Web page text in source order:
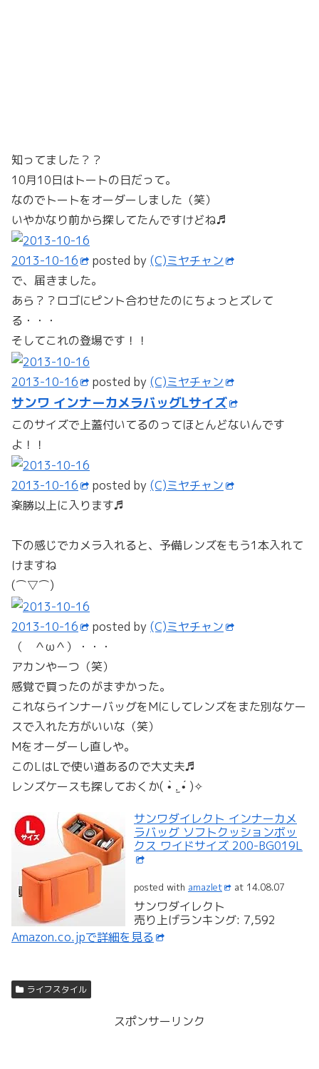
知ってました？？
10月10日はトートの日だって。
なのでトートをオーダーしました（笑）
いやかなり前から探してたんですけどね♬
2013-10-16 posted by (C)ミヤチャン
で、届きました。
あら？？ロゴにピント合わせたのにちょっとズレて
る・・・
そしてこれの登場です！！
2013-10-16 posted by (C)ミヤチャン
サンワ インナーカメラバッグLサイズ
このサイズで上蓋付いてるのってほとんどないんです
よ！！
2013-10-16 posted by (C)ミヤチャン
楽勝以上に入ります♬
下の感じでカメラ入れると、予備レンズをもう1本入れて
けますね
(⌒▽⌒)
2013-10-16 posted by (C)ミヤチャン
（ ＾ω＾）・・・
アカンやーつ（笑）
感覚で買ったのがまずかった。
これならインナーバッグをMにしてレンズをまた別なケー
スで入れた方がいいな（笑）
Mをオーダーし直しや。
このLはLで使い道あるので大丈夫♬
レンズケースも探しておくか( •̀ .̫ •́ )✧
サンワダイレクト インナーカメ
ラバッグ ソフトクッションボッ
クス ワイドサイズ 200-BG019L
posted with amazlet at 14.08.07
サンワダイレクト
売り上げランキング: 7,592
Amazon.co.jpで詳細を見る
ライフスタイル
スポンサーリンク